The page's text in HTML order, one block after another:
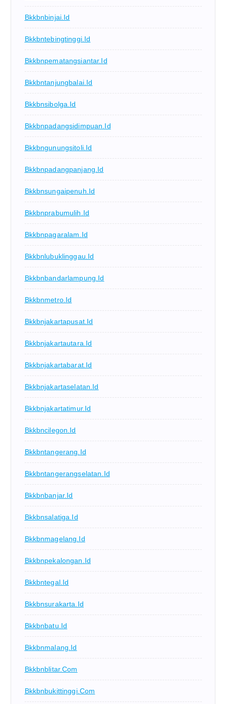
Bkkbnbinjai.id
Bkkbntebingtinggi.id
Bkkbnpematangsiantar.id
Bkkbntanjungbalai.id
Bkkbnsibolga.id
Bkkbnpadangsidimpuan.id
Bkkbngunungsitoli.id
Bkkbnpadangpanjang.id
Bkkbnsungaipenuh.id
Bkkbnprabumulih.id
Bkkbnpagaralam.id
Bkkbnlubuklinggau.id
Bkkbnbandarlampung.id
Bkkbnmetro.id
Bkkbnjakartapusat.id
Bkkbnjakartautara.id
Bkkbnjakartabarat.id
Bkkbnjakartaselatan.id
Bkkbnjakartatimur.id
Bkkbncilegon.id
Bkkbntangerang.id
Bkkbntangerangselatan.id
Bkkbnbanjar.id
Bkkbnsalatiga.id
Bkkbnmagelang.id
Bkkbnpekalongan.id
Bkkbntegal.id
Bkkbnsurakarta.id
Bkkbnbatu.id
Bkkbnmalang.id
Bkkbnblitar.com
Bkkbnbukittinggi.com